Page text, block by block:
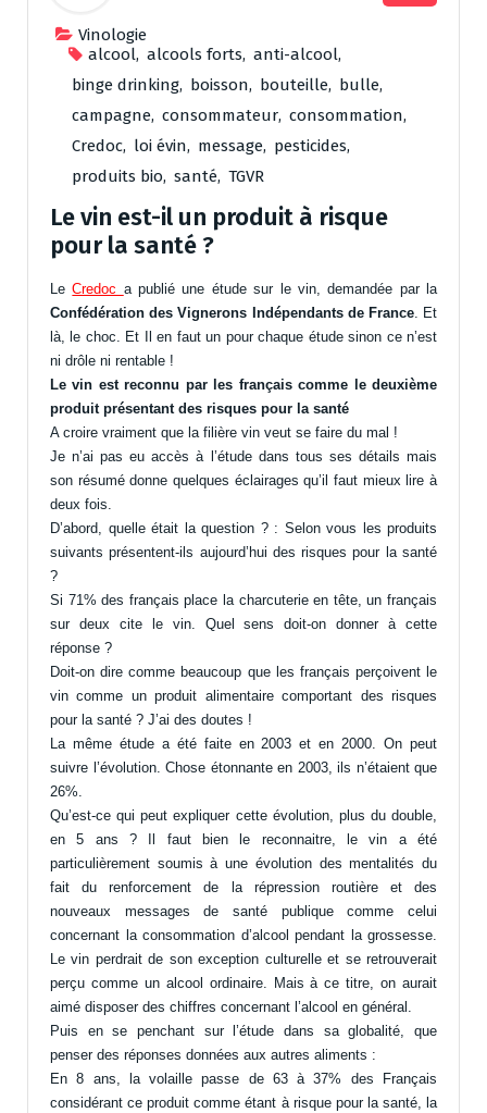
Vinologie
alcool, alcools forts, anti-alcool,
binge drinking, boisson, bouteille, bulle,
campagne, consommateur, consommation,
Credoc, loi évin, message, pesticides,
produits bio, santé, TGVR
Le vin est-il un produit à risque
pour la santé ?
LeCredoc a publié une étude sur le vin, demandée par la
Confédération des Vignerons Indépendants de France. Et
là, le choc. Et Il en faut un pour chaque étude sinon ce n’est
ni drôle ni rentable !
Le vin est reconnu par les français comme le deuxième
produit présentant des risques pour la santé
A croire vraiment que la filière vin veut se faire du mal !
Je n’ai pas eu accès à l’étude dans tous ses détails mais
son résumé donne quelques éclairages qu’il faut mieux lire à
deux fois.
D’abord, quelle était la question ? : Selon vous les produits
suivants présentent-ils aujourd’hui des risques pour la santé
?
Si 71% des français place la charcuterie en tête, un français
sur deux cite le vin. Quel sens doit-on donner à cette
réponse ?
Doit-on dire comme beaucoup que les français perçoivent le
vin comme un produit alimentaire comportant des risques
pour la santé ? J’ai des doutes !
La même étude a été faite en 2003 et en 2000. On peut
suivre l’évolution. Chose étonnante en 2003, ils n’étaient que
26%.
Qu’est-ce qui peut expliquer cette évolution, plus du double,
en 5 ans ? Il faut bien le reconnaitre, le vin a été
particulièrement soumis à une évolution des mentalités du
fait du renforcement de la répression routière et des
nouveaux messages de santé publique comme celui
concernant la consommation d’alcool pendant la grossesse.
Le vin perdrait de son exception culturelle et se retrouverait
perçu comme un alcool ordinaire. Mais à ce titre, on aurait
aimé disposer des chiffres concernant l’alcool en général.
Puis en se penchant sur l’étude dans sa globalité, que
penser des réponses données aux autres aliments :
En 8 ans, la volaille passe de 63 à 37% des Français
considérant ce produit comme étant à risque pour la santé, la